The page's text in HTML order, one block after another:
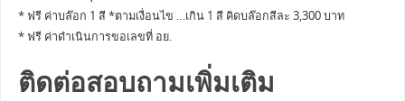
* ฟรี ค่าบล๊อก 1 สี *ตามเงื่อนไข …เกิน 1 สี คิดบล๊อกสีละ 3,300 บาท
* ฟรี ค่าดำเนินการขอเลขที่ อย.
ติดต่อสอบถามเพิ่มเติม